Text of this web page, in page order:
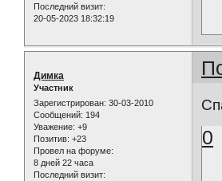
Последний визит:
20-05-2023 18:32:19
Димка
Участник
Зарегистрирован: 30-03-2010
Сообщений: 194
Уважение: +9
Позитив: +23
Провел на форуме:
8 дней 22 часа
Последний визит:
0